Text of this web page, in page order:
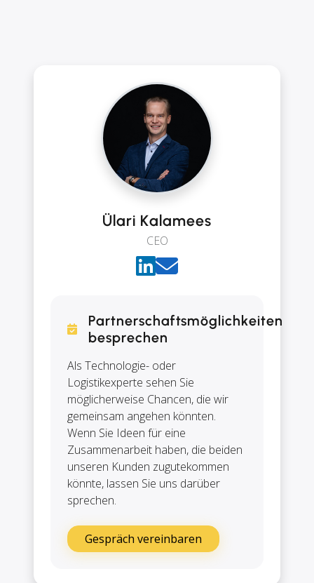
Ülari Kalamees
CEO
Partnerschaftsmöglichkeiten
besprechen
Als Technologie- oder
Logistikexperte sehen Sie
möglicherweise Chancen, die wir
gemeinsam angehen könnten.
Wenn Sie Ideen für eine
Zusammenarbeit haben, die beiden
unseren Kunden zugutekommen
könnte, lassen Sie uns darüber
sprechen.
Gespräch vereinbaren